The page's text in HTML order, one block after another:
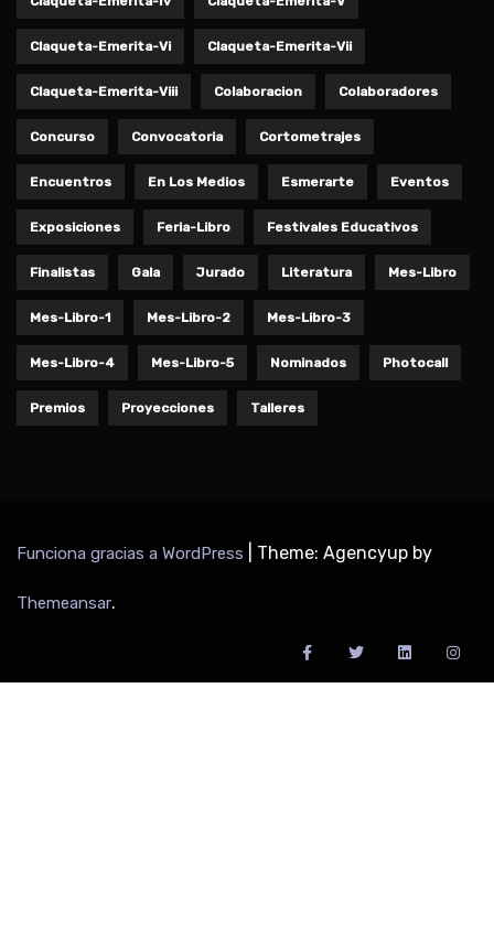
Claqueta-Emerita-Vi Claqueta-Emerita-Vii
Claqueta-Emerita-Viii Colaboracion Colaboradores
Concurso Convocatoria Cortometrajes
Encuentros En Los Medios Esmerarte Eventos
Exposiciones Feria-Libro Festivales Educativos
Finalistas Gala Jurado Literatura Mes-Libro
Mes-Libro-1 Mes-Libro-2 Mes-Libro-3
Mes-Libro-4 Mes-Libro-5 Nominados Photocall
Premios Proyecciones Talleres
Funciona gracias a WordPress Theme: Agencyup by
Themeansar.